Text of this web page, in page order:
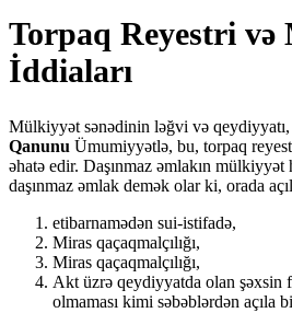
Torpaq Reyestri və
İddiaları
Mülkiyyət sənədinin ləğvi və qeydiyyatı,
Qanunu Ümumiyyətlə, bu, torpaq
əhatə edir. Daşınmaz əmlakın
daşınmaz əmlak demək olar ki, orada
etibarnamədən sui-istifadə,
Miras qaçaqmalçılığı,
Miras qaçaqmalçılığı,
Akt üzrə qeydiyyatda olan şəxsin
olmaması kimi səbəblərdən açıla